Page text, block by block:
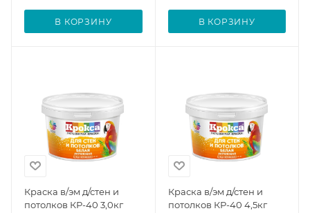
В КОРЗИНУ В КОРЗИНУ
Краска в/эм д/стен и
потолков КР-40 3,0кг
Краска в/эм д/стен и
потолков КР-40 4,5кг